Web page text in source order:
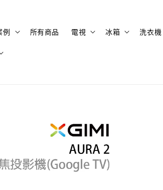
例 所有商品 電視 冰箱 洗衣機